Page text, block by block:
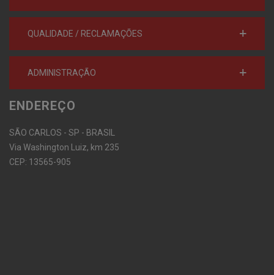
QUALIDADE / RECLAMAÇÕES
ADMINISTRAÇÃO
ENDEREÇO
SÃO CARLOS - SP - BRASIL
Via Washington Luiz, km 235
CEP: 13565-905